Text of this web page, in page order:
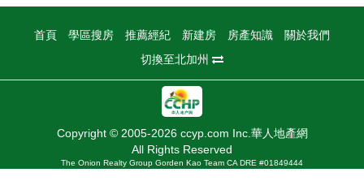
首頁 學區搜房 推薦經紀 新建房 房產知識
關於我們
切換至北加州
Copyright © 2005-2026 ccyp.com Inc.華人地產網
All Rights Reserved
The Onion Realty Group Gorden Kao Team CA DRE #01849444